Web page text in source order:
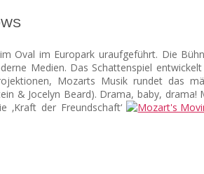
Oval im Europark uraufgeführt. Die
Medien. Das Schattenspiel
Mozarts Musik rundet das
& Jocelyn Beard). Drama, baby,
der Freundschaft‘